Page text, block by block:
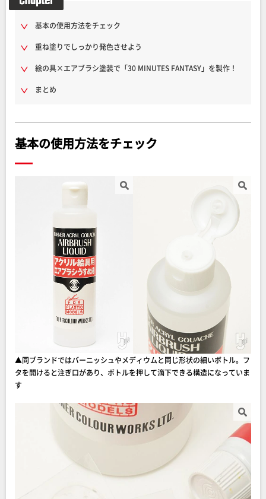
基本の使用方法をチェック
重ね塗りでしっかり発色させよう
絵の具×エアブラシ塗装で「30 MINUTES FANTASY」を製作！
まとめ
基本の使用方法をチェック
▲同ブランドではバーニッシュやメディウムと同じ形状の細いボトル。フ
タを開けると注ぎ口があり、ボトルを押して滴下できる構造になっていま
す